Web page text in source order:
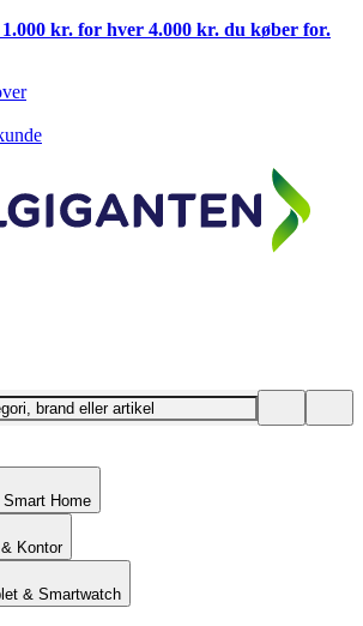
kr. for hver 4.000 kr. du køber for.
Home
Kontor
& Smartwatch